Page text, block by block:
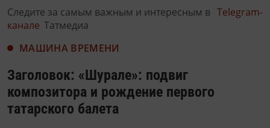
Следите за самым важным и интересным в Telegram-
канале Татмедиа
МАШИНА ВРЕМЕНИ
Заголовок: «Шурале»: подвиг
композитора и рождение первого
татарского балета